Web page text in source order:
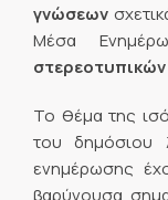
γνώσεων
Μέσα
Το θέμα της
του δημόσιου
ενημέρωσης
βαρύνουσα